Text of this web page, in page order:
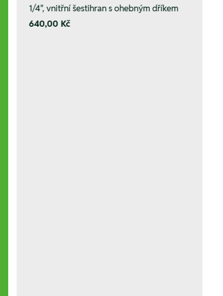
1/4", vnitřní šestihran s ohebným dříkem
640,00 Kč